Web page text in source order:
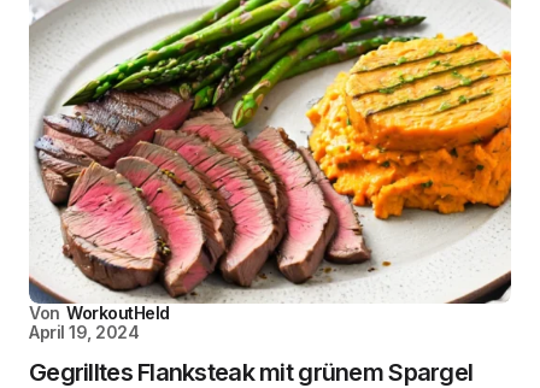
Von WorkoutHeld
April 19, 2024
Gegrilltes Flanksteak mit grünem Spargel